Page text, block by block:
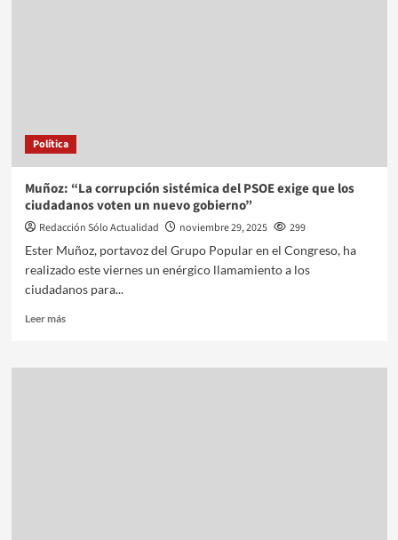
Política
Muñoz: “La corrupción sistémica del PSOE exige que los
ciudadanos voten un nuevo gobierno”
Redacción Sólo Actualidad noviembre 29, 2025
299
Ester Muñoz, portavoz del Grupo Popular en el Congreso, ha
realizado este viernes un enérgico llamamiento a los
ciudadanos para...
Leer más